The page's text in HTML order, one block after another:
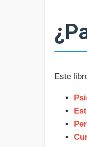
Este